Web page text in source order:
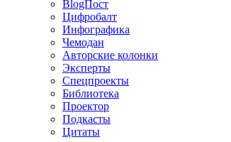
BlogПост
Цифробалт
Инфографика
Чемодан
Авторские колонки
Эксперты
Спецпроекты
Библиотека
Проектор
Подкасты
Цитаты